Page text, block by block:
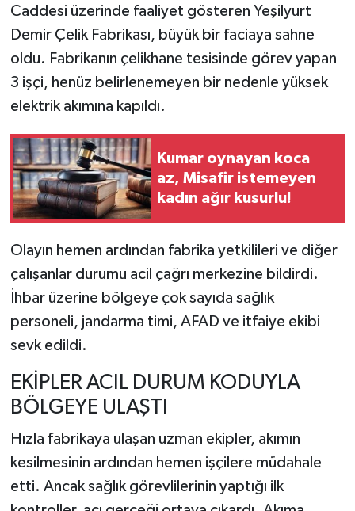
Caddesi üzerinde faaliyet gösteren Yeşilyurt
Demir Çelik Fabrikası, büyük bir faciaya sahne
oldu. Fabrikanın çelikhane tesisinde görev yapan
3 işçi, henüz belirlenemeyen bir nedenle yüksek
elektrik akımına kapıldı.
Kumar oynayan koca
az, Misafir istemeyen
kadın ağır kusurlu!
Olayın hemen ardından fabrika yetkilileri ve diğer
çalışanlar durumu acil çağrı merkezine bildirdi.
İhbar üzerine bölgeye çok sayıda sağlık
personeli, jandarma timi, AFAD ve itfaiye ekibi
sevk edildi.
EKİPLER ACIL DURUM KODUYLA
BÖLGEYE ULAŞTI
Hızla fabrikaya ulaşan uzman ekipler, akımın
kesilmesinin ardından hemen işçilere müdahale
etti. Ancak sağlık görevlilerinin yaptığı ilk
YAŞAM
KÜLTÜR SANAT